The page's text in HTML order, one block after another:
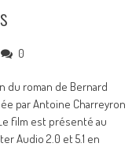
0
du roman de Bernard
par Antoine Charreyron
film est présenté au
Audio 2.0 et 5.1 en